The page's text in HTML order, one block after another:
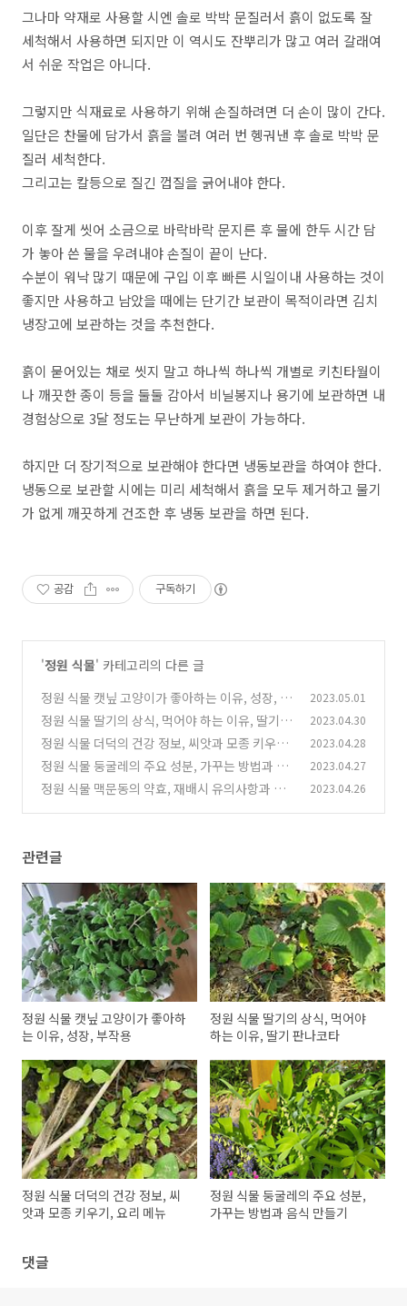
그나마 약재로 사용할 시엔 솔로 박박 문질러서 흙이 없도록 잘
세척해서 사용하면 되지만 이 역시도 잔뿌리가 많고 여러 갈래여
서 쉬운 작업은 아니다.
그렇지만 식재료로 사용하기 위해 손질하려면 더 손이 많이 간다.
일단은 찬물에 담가서 흙을 불려 여러 번 헹궈낸 후 솔로 박박 문
질러 세척한다.
그리고는 칼등으로 질긴 껍질을 긁어내야 한다.
이후 잘게 씻어 소금으로 바락바락 문지른 후 물에 한두 시간 담
가 놓아 쓴 물을 우려내야 손질이 끝이 난다.
수분이 워낙 많기 때문에 구입 이후 빠른 시일이내 사용하는 것이
좋지만 사용하고 남았을 때에는 단기간 보관이 목적이라면 김치
냉장고에 보관하는 것을 추천한다.
흙이 묻어있는 채로 씻지 말고 하나씩 하나씩 개별로 키친타월이
나 깨끗한 종이 등을 둘둘 감아서 비닐봉지나 용기에 보관하면 내
경험상으로 3달 정도는 무난하게 보관이 가능하다.
하지만 더 장기적으로 보관해야 한다면 냉동보관을 하여야 한다.
냉동으로 보관할 시에는 미리 세척해서 흙을 모두 제거하고 물기
가 없게 깨끗하게 건조한 후 냉동 보관을 하면 된다.
공감 구독하기
'정원 식물' 카테고리의 다른 글
정원 식물 캣닢 고양이가 좋아하는 이유, 성장, 부
작용
(0)
2023.05.01
정원 식물 딸기의 상식, 먹어야 하는 이유, 딸기
판나코타
(0)
2023.04.30
정원 식물 더덕의 건강 정보, 씨앗과 모종 키우기,
요리 메뉴
(0)
2023.04.28
정원 식물 둥굴레의 주요 성분, 가꾸는 방법과 음
식 만들기
(0)
2023.04.27
정원 식물 맥문동의 약효, 재배시 유의사항과 쓰
2023.04.26
관련글
정원 식물 캣닢 고양이가 좋아하
는 이유, 성장, 부작용
정원 식물 딸기의 상식, 먹어야
하는 이유, 딸기 판나코타
정원 식물 더덕의 건강 정보, 씨
앗과 모종 키우기, 요리 메뉴
정원 식물 둥굴레의 주요 성분,
가꾸는 방법과 음식 만들기
댓글